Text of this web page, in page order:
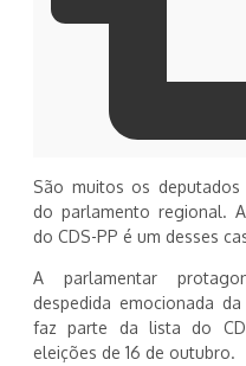
São muitos os
do parlamento regional.
do CDS-PP é um desses
A parlamentar
despedida emocionada
faz parte da lista do
eleições de 16 de outubro.